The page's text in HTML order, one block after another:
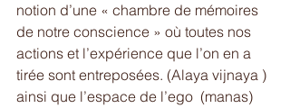
notion d’une « chambre de mémoires
de notre conscience » où toutes nos
actions et l’expérience que l’on en a
tirée sont entreposées. (Alaya vijnaya )
ainsi que l’espace de l’ego  (manas)